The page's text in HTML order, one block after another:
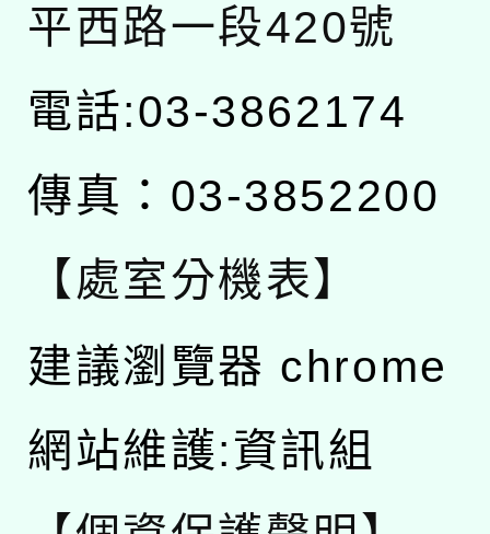
平西路一段420號
電話:03-3862174
傳真：03-3852200
【處室分機表】
建議瀏覽器 chrome
網站維護:資訊組